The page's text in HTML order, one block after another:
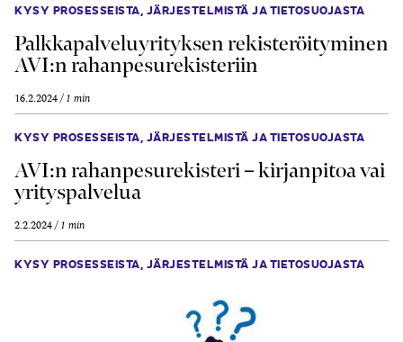
KYSY PROSESSEISTA, JÄRJESTELMISTÄ JA TIETOSUOJASTA
Palkka­palvelu­yrityksen rekiste­röityminen
AVI:n rahan­pesu­rekisteriin
16.2.2024 1 min
KYSY PROSESSEISTA, JÄRJESTELMISTÄ JA TIETOSUOJASTA
AVI:n rahan­pesu­rekisteri – kirjan­pitoa vai
yrityspalvelua
2.2.2024 1 min
KYSY PROSESSEISTA, JÄRJESTELMISTÄ JA TIETOSUOJASTA